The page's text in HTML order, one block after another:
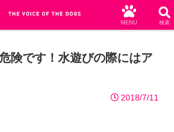
険です！水遊びの際にはア
2018/7/11
MENU 検索